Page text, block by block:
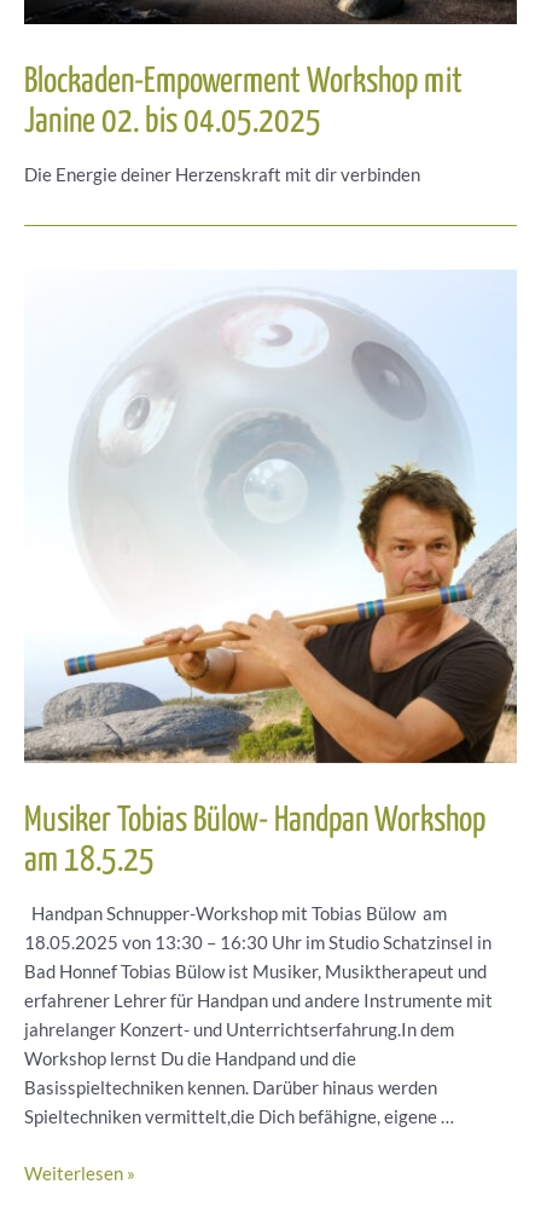
Blockaden-Empowerment Workshop mit
Janine 02. bis 04.05.2025
Die Energie deiner Herzenskraft mit dir verbinden
Musiker Tobias Bülow- Handpan Workshop
am 18.5.25
Handpan Schnupper-Workshop mit Tobias Bülow am
18.05.2025 von 13:30 – 16:30 Uhr im Studio Schatzinsel in
Bad Honnef Tobias Bülow ist Musiker, Musiktherapeut und
erfahrener Lehrer für Handpan und andere Instrumente mit
jahrelanger Konzert- und Unterrichtserfahrung.In dem
Workshop lernst Du die Handpand und die
Basisspieltechniken kennen. Darüber hinaus werden
Spieltechniken vermittelt,die Dich befähigne, eigene …
Musiker
Weiterlesen »